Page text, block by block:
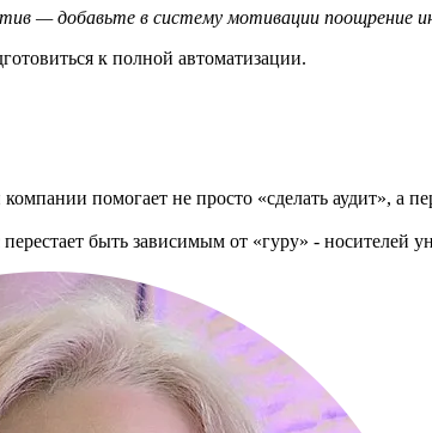
— добавьте в систему мотивации поощрение
к полной автоматизации.
помогает не просто «сделать аудит», а
быть зависимым от «гуру» -